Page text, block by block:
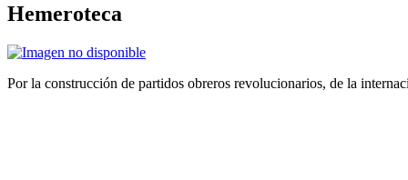
Hemeroteca
Por la construcción de partidos obreros revolucionarios, de la